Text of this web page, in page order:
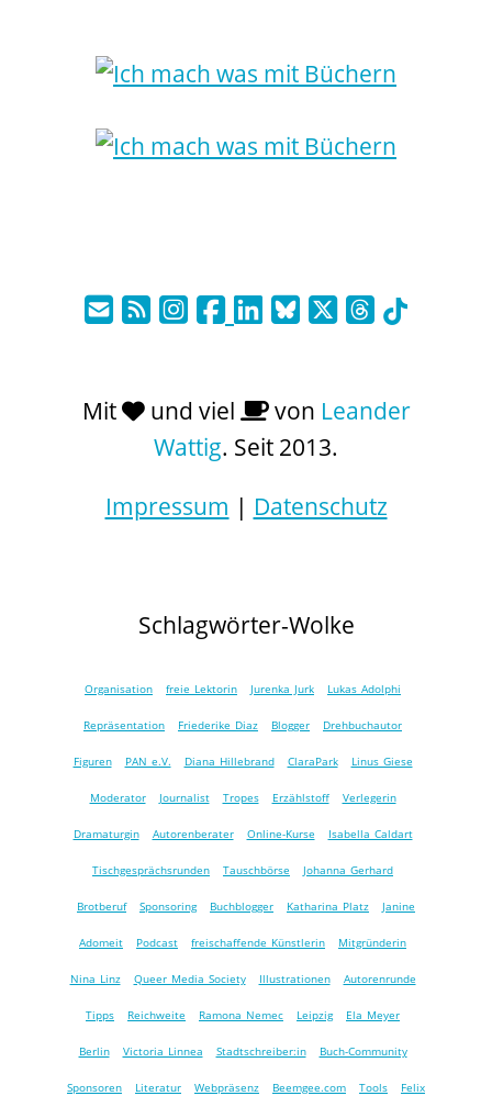
Mit und viel von Leander
Wattig. Seit 2013.
Impressum | Datenschutz
Schlagwörter-Wolke
Organisation freie Lektorin Jurenka Jurk Lukas Adolphi
Repräsentation Friederike Diaz Blogger Drehbuchautor
Figuren PAN e.V. Diana Hillebrand ClaraPark Linus Giese
Moderator Journalist Tropes Erzählstoff Verlegerin
Dramaturgin Autorenberater Online-Kurse Isabella Caldart
Tischgesprächsrunden Tauschbörse Johanna Gerhard
Brotberuf Sponsoring Buchblogger Katharina Platz Janine
Adomeit Podcast freischaffende Künstlerin Mitgründerin
Nina Linz Queer Media Society Illustrationen Autorenrunde
Tipps Reichweite Ramona Nemec Leipzig Ela Meyer
Berlin Victoria Linnea Stadtschreiber:in Buch-Community
Sponsoren Literatur Webpräsenz Beemgee.com Tools Felix